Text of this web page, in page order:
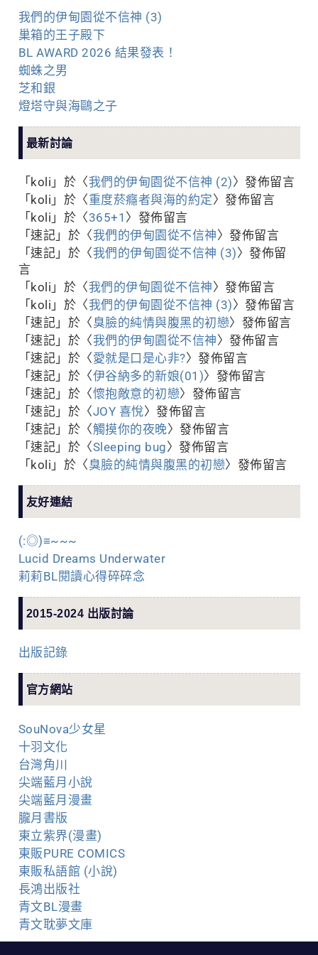
我們的伊甸園從不信神 (3)
巢箱的王子殿下
BL AWARD 2026 結果發表！
蜘蛛之男
芝和銀
燈塔守與海鷗之子
最新討論
「koli 」於〈我們的伊甸園從不信神 (2)〉發佈留言
「koli 」於〈重度菸癮者與海的約定〉發佈留言
「koli 」於〈365+1 〉發佈留言
「速記 」於〈我們的伊甸園從不信神〉發佈留言
「速記 」於〈我們的伊甸園從不信神 (3)〉發佈留
言
「koli 」於〈我們的伊甸園從不信神〉發佈留言
「koli 」於〈我們的伊甸園從不信神 (3)〉發佈留言
「速記 」於〈臭臉的純情與腹黑的初戀〉發佈留言
「速記 」於〈我們的伊甸園從不信神〉發佈留言
「速記 」於〈愛就是口是心非?〉發佈留言
「速記 」於〈伊谷納多的新娘(01)〉發佈留言
「速記 」於〈懷抱敵意的初戀〉發佈留言
「速記 」於〈JOY 喜悅〉發佈留言
「速記 」於〈觸摸你的夜晚〉發佈留言
「速記 」於〈Sleeping bug〉發佈留言
「koli 」於〈臭臉的純情與腹黑的初戀〉發佈留言
友好連結
(:◎)≡~~~
Lucid Dreams Underwater
莉莉BL閱讀心得碎碎念
2015-2024 出版討論
出版記錄
官方網站
SouNova少女星
十羽文化
台灣角川
尖端藍月小說
尖端藍月漫畫
朧月書版
東立紫界(漫畫)
東販PURE COMICS
東販私語館 (小說)
長鴻出版社
青文BL漫畫
青文耽夢文庫